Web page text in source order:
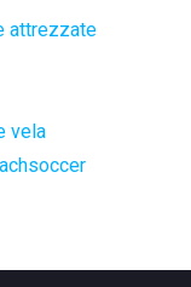
attrezzate
vela